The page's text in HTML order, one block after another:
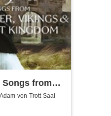
Songs from
& The Last
von-Trott-Saal